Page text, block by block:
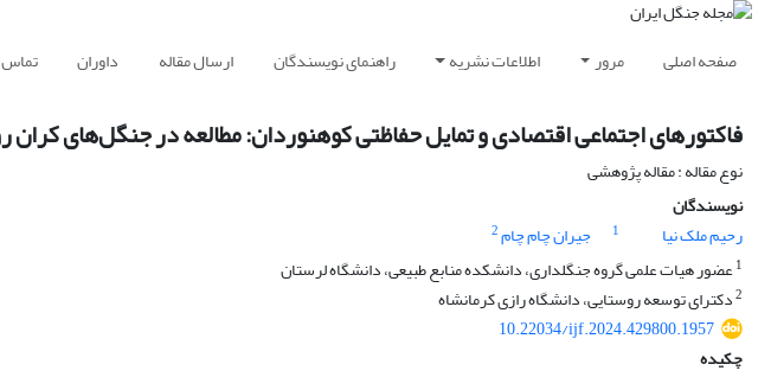
صفحه اصلی مرور اطلاعات نشریه راهنمای نویسندگان ارسال مقاله داوران تماس
فاکتورهای اجتماعی اقتصادی و تمایل حفاظتی کوهنوردان: مطالعه در جنگل‌های
نوع مقاله : مقاله پژوهشی
نویسندگان
رحیم ملک نیا
1 جیران چام چام2
1عضور هیات علمی گروه جنگلداری، دانشکده منابع طبیعی، دانشگاه لرستان
2دکترای توسعه روستایی، دانشگاه رازی کرمانشاه
10.22034/ijf.2024.429800.1957
چکیده